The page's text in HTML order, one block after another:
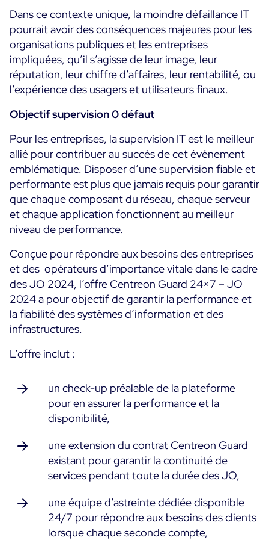
Toutes les ressources
Ebooks
Corporate
Infographies
Salle de presse
Blog
Nouveautés
Bonnes Pratiques
Evénements
Webinars
TARIFS
Centreon Infra Monitoring
Centreon Log Management
Centreon Experience Monitoring
Open Source Support Login
English
Essai gratuit
Dans ce contexte unique, la moindre défaillance IT
pourrait avoir des conséquences majeures pour les
organisations publiques et les entreprises
impliquées, qu’il s’agisse de leur image, leur
réputation, leur chiffre d’affaires, leur rentabilité, ou
l’expérience des usagers et utilisateurs finaux.
Objectif supervision 0 défaut
Pour les entreprises, la supervision IT est le meilleur
allié pour contribuer au succès de cet événement
emblématique. Disposer d’une supervision fiable et
performante est plus que jamais requis pour garantir
que chaque composant du réseau, chaque serveur
et chaque application fonctionnent au meilleur
niveau de performance.
Conçue pour répondre aux besoins des entreprises
et des opérateurs d’importance vitale dans le cadre
des JO 2024, l’offre Centreon Guard 24×7 – JO
2024 a pour objectif de garantir la performance et
la fiabilité des systèmes d’information et des
infrastructures.
L’offre inclut :
un check-up préalable de la plateforme
pour en assurer la performance et la
disponibilité,
une extension du contrat Centreon Guard
existant pour garantir la continuité de
services pendant toute la durée des JO,
une équipe d’astreinte dédiée disponible
24/7 pour répondre aux besoins des clients
lorsque chaque seconde compte,